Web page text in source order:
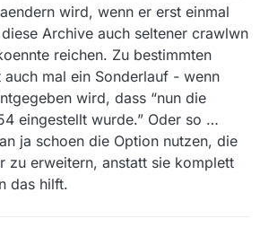
wird, wenn er erst einmal
Archive auch seltener crawlwn
reichen. Zu bestimmten
auch mal ein Sonderlauf - wenn
wird, dass “nun die
eingestellt wurde.” Oder so …
ja schoen die Option nutzen, die
zu erweitern, anstatt sie komplett
das hilft.